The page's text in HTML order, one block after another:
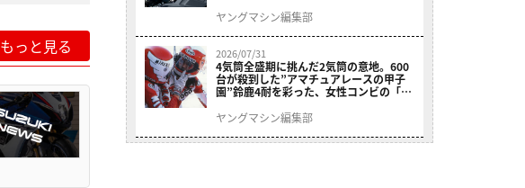
もっと見る
ヤングマシン編集部
2026/07/31
4気筒全盛期に挑んだ2気筒の意地。600
台が殺到した”アマチュアレースの甲子
園”鈴鹿4耐を彩った、女性コンビの「ス
ヤングマシン編集部